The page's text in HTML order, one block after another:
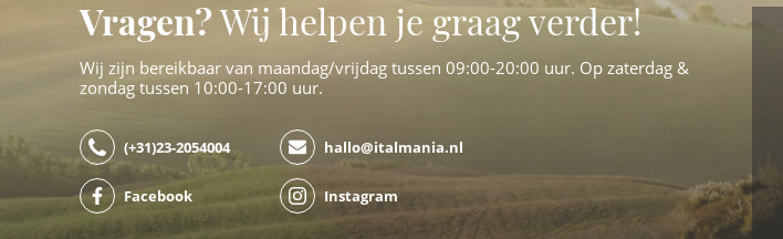
Vragen?Wij helpen je graag verder!
Wij zijn bereikbaar van maandag/vrijdag tussen 09:00-20:00 uur. Op zaterdag &
zondag tussen 10:00-17:00 uur.
(+31)23-2054004 hallo@italmania.nl
Facebook Instagram